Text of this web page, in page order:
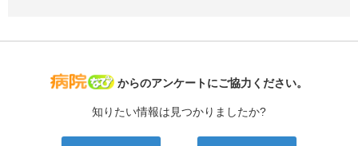
病院なび
からのアンケートにご協力ください。
知りたい情報は見つかりましたか?